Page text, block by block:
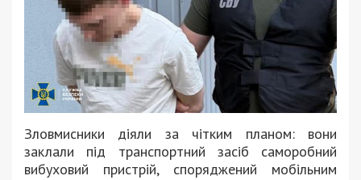
Зловмисники діяли за чітким планом: вони
заклали під транспортний засіб саморобний
вибуховий пристрій, споряджений мобільним